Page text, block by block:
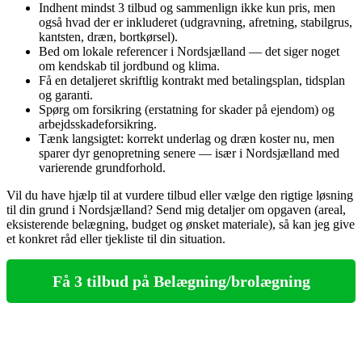
Indhent mindst 3 tilbud og sammenlign ikke kun pris, men
også hvad der er inkluderet (udgravning, afretning, stabilgrus,
kantsten, dræn, bortkørsel).
Bed om lokale referencer i Nordsjælland — det siger noget
om kendskab til jordbund og klima.
Få en detaljeret skriftlig kontrakt med betalingsplan, tidsplan
og garanti.
Spørg om forsikring (erstatning for skader på ejendom) og
arbejdsskadeforsikring.
Tænk langsigtet: korrekt underlag og dræn koster nu, men
sparer dyr genopretning senere — især i Nordsjælland med
varierende grundforhold.
Vil du have hjælp til at vurdere tilbud eller vælge den rigtige løsning
til din grund i Nordsjælland? Send mig detaljer om opgaven (areal,
eksisterende belægning, budget og ønsket materiale), så kan jeg give
et konkret råd eller tjekliste til din situation.
Få 3 tilbud på Belægning/brolægning